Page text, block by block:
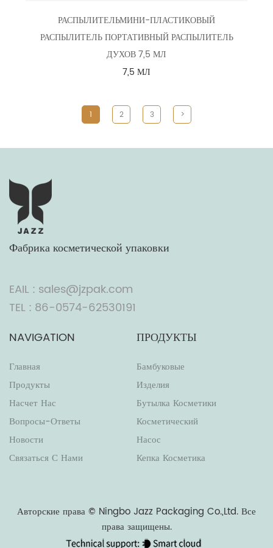
РАСПЫЛИТЕЛЬМИНИ-ПЛАСТИКОВЫЙ
РАСПЫЛИТЕЛЬ ПОРТАТИВНЫЙ РАСПЫЛИТЕЛЬ
ДУХОВ 7,5 МЛ
7,5 МЛ
1 2 3 >
Фабрика косметической упаковки
EAIL : sales@jzpak.com
TEL : 86-0574-62530191
NAVIGATION
Главная
Продукты
Насчет Нас
Вопросы-Ответы
Новости
Связаться С Нами
ПРОДУКТЫ
Бамбуковые
Изделия
Бутылка Косметики
Косметический
Насос
Кепка Косметика
Авторские права © Ningbo Jazz Packaging Co.,Ltd. Все
права защищены.